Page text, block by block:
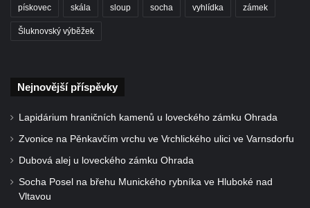
pískovec skála sloup socha vyhlídka zámek
Šluknovský výběžek
Nejnovější příspěvky
Lapidárium hraničních kamenů u loveckého zámku Ohrada
Zvonice na Pěnkavčím vrchu ve Vrchlického ulici ve Varnsdorfu
Dubová alej u loveckého zámku Ohrada
Socha Posel na břehu Munického rybníka ve Hluboké nad
Vltavou